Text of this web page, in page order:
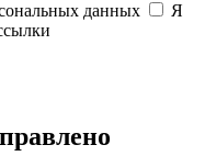
данных
Я